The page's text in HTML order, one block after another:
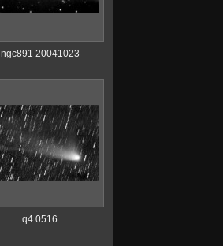
ngc891 20041023
q4 0516